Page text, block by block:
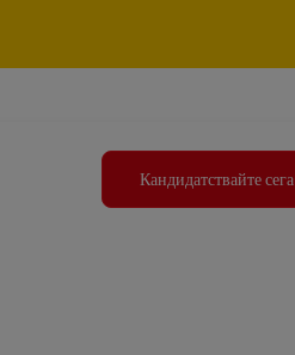
Кандидатствайте сега